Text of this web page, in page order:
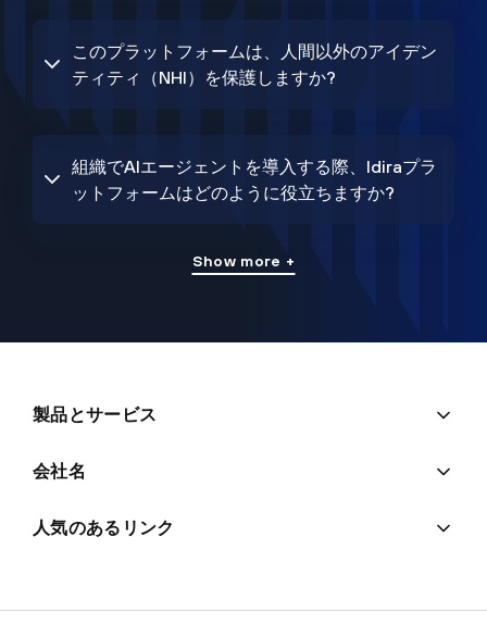
このプラットフォームは、人間以外のアイデン
ティティ（NHI）を保護しますか?
組織でAIエージェントを導入する際、Idiraプラ
ットフォームはどのように役立ちますか?
Show more +
製品とサービス
会社名
人気のあるリンク